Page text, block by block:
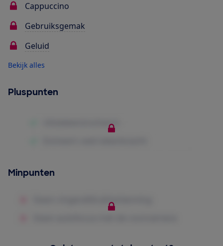
Cappuccino
Gebruiksgemak
Geluid
Bekijk alles
Pluspunten
Minpunten